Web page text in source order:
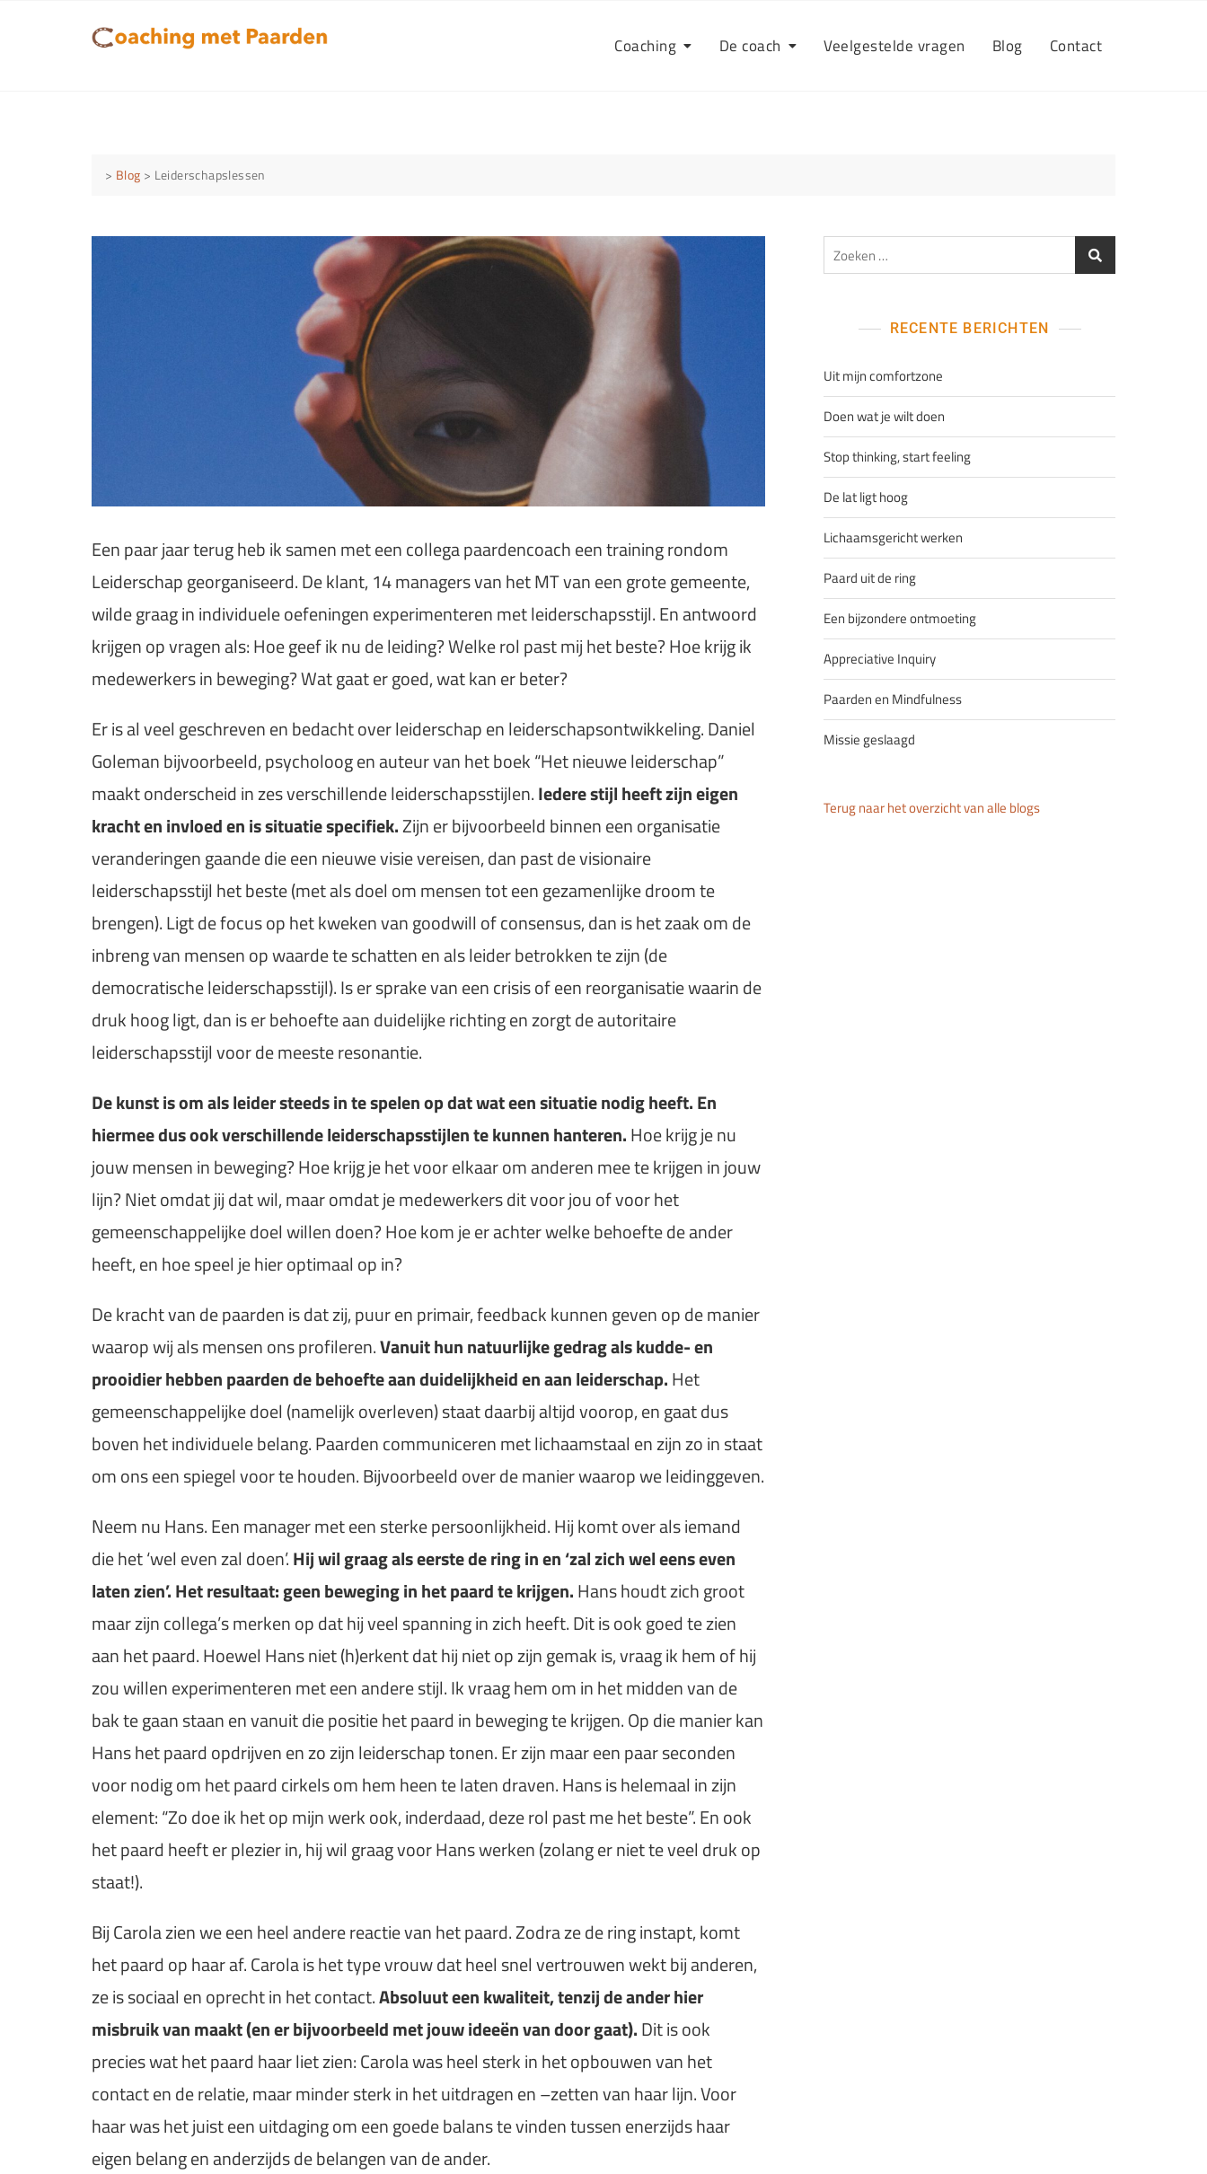
Coaching De coach Veelgestelde vragen Blog Contact
> Blog > Leiderschapslessen
Een paar jaar terug heb ik samen met een collega paardencoach een training rondom
Leiderschap georganiseerd. De klant, 14 managers van het MT van een grote gemeente,
wilde graag in individuele oefeningen experimenteren met leiderschapsstijl. En antwoord
krijgen op vragen als: Hoe geef ik nu de leiding? Welke rol past mij het beste? Hoe krijg ik
medewerkers in beweging? Wat gaat er goed, wat kan er beter?
Er is al veel geschreven en bedacht over leiderschap en leiderschapsontwikkeling. Daniel
Goleman bijvoorbeeld, psycholoog en auteur van het boek “Het nieuwe leiderschap”
maakt onderscheid in zes verschillende leiderschapsstijlen.Iedere stijl heeft zijn eigen
kracht en invloed en is situatie specifiek.Zijn er bijvoorbeeld binnen een organisatie
veranderingen gaande die een nieuwe visie vereisen, dan past de visionaire
leiderschapsstijl het beste (met als doel om mensen tot een gezamenlijke droom te
brengen). Ligt de focus op het kweken van goodwill of consensus, dan is het zaak om de
inbreng van mensen op waarde te schatten en als leider betrokken te zijn (de
democratische leiderschapsstijl). Is er sprake van een crisis of een reorganisatie waarin de
druk hoog ligt, dan is er behoefte aan duidelijke richting en zorgt de autoritaire
leiderschapsstijl voor de meeste resonantie.
De kunst is om als leider steeds in te spelen op dat wat een situatie nodig heeft.En
hiermee dus ook verschillende leiderschapsstijlen te kunnen hanteren.Hoe krijg je nu
jouw mensen in beweging? Hoe krijg je het voor elkaar om anderen mee te krijgen in jouw
lijn? Niet omdat jij dat wil, maar omdat je medewerkers dit voor jou of voor het
gemeenschappelijke doel willen doen? Hoe kom je er achter welke behoefte de ander
heeft, en hoe speel je hier optimaal op in?
De kracht van de paarden is dat zij, puur en primair, feedback kunnen geven op de manier
waarop wij als mensen ons profileren.Vanuit hun natuurlijke gedrag als kudde- en
prooidier hebben paarden de behoefte aan duidelijkheid en aan leiderschap.Het
gemeenschappelijke doel (namelijk overleven) staat daarbij altijd voorop, en gaat dus
boven het individuele belang. Paarden communiceren met lichaamstaal en zijn zo in staat
om ons een spiegel voor te houden. Bijvoorbeeld over de manier waarop we leidinggeven.
Neem nu Hans. Een manager met een sterke persoonlijkheid. Hij komt over als iemand
die het ‘wel even zal doen’.Hij wil graag als eerste de ring in en ‘zal zich wel eens even
laten zien’. Het resultaat: geen beweging in het paard te krijgen.Hans houdt zich groot
maar zijn collega’s merken op dat hij veel spanning in zich heeft. Dit is ook goed te zien
aan het paard. Hoewel Hans niet (h)erkent dat hij niet op zijn gemak is, vraag ik hem of hij
zou willen experimenteren met een andere stijl. Ik vraag hem om in het midden van de
bak te gaan staan en vanuit die positie het paard in beweging te krijgen. Op die manier kan
Hans het paard opdrijven en zo zijn leiderschap tonen. Er zijn maar een paar seconden
voor nodig om het paard cirkels om hem heen te laten draven. Hans is helemaal in zijn
element: “Zo doe ik het op mijn werk ook, inderdaad, deze rol past me het beste”. En ook
het paard heeft er plezier in, hij wil graag voor Hans werken (zolang er niet te veel druk op
staat!).
Bij Carola zien we een heel andere reactie van het paard. Zodra ze de ring instapt, komt
het paard op haar af. Carola is het type vrouw dat heel snel vertrouwen wekt bij anderen,
ze is sociaal en oprecht in het contact.Absoluut een kwaliteit, tenzij de ander hier
misbruik van maakt (en er bijvoorbeeld met jouw ideeën van door gaat).Dit is ook
precies wat het paard haar liet zien: Carola was heel sterk in het opbouwen van het
contact en de relatie, maar minder sterk in het uitdragen en –zetten van haar lijn. Voor
haar was het juist een uitdaging om een goede balans te vinden tussen enerzijds haar
eigen belang en anderzijds de belangen van de ander.
Zoeken
naar:
RECENTE BERICHTEN
Uit mijn comfortzone
Doen wat je wilt doen
Stop thinking, start feeling
De lat ligt hoog
Lichaamsgericht werken
Paard uit de ring
Een bijzondere ontmoeting
Appreciative Inquiry
Paarden en Mindfulness
Missie geslaagd
Terug naar het overzicht van alle blogs